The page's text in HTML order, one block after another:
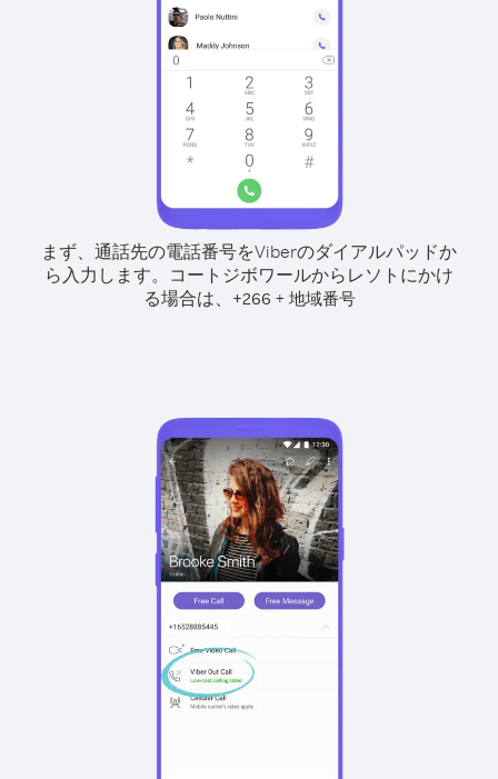
まず、通話先の電話番号をViberのダイアルパッドか
ら入力します。 コートジボワールからレソトにかけ
る場合は、
+266 + 地域番号